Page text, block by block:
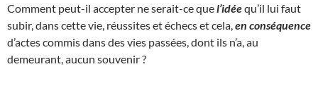
Comment peut-il accepter ne serait-ce quel’idéequ’il lui faut
subir, dans cette vie, réussites et échecs et cela, en conséquence
d’actes commis dans des vies passées, dont ils n’a, au
demeurant, aucun souvenir ?